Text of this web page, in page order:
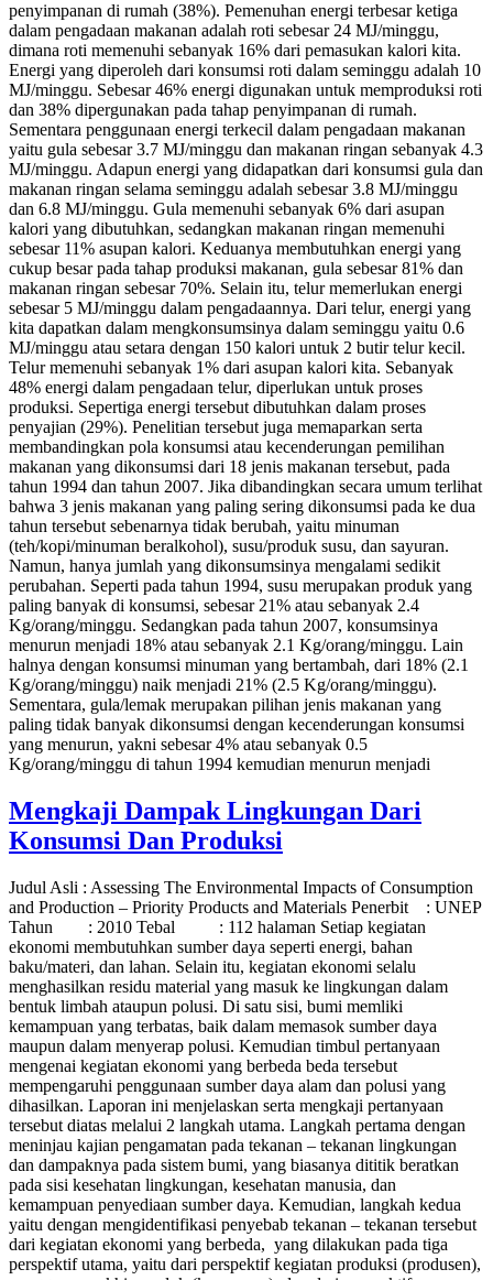
penyimpanan di rumah (38%). Pemenuhan energi terbesar ketiga
dalam pengadaan makanan adalah roti sebesar 24 MJ/minggu,
dimana roti memenuhi sebanyak 16% dari pemasukan kalori kita.
Energi yang diperoleh dari konsumsi roti dalam seminggu adalah 10
MJ/minggu. Sebesar 46% energi digunakan untuk memproduksi roti
dan 38% dipergunakan pada tahap penyimpanan di rumah.
Sementara penggunaan energi terkecil dalam pengadaan makanan
yaitu gula sebesar 3.7 MJ/minggu dan makanan ringan sebanyak 4.3
MJ/minggu. Adapun energi yang didapatkan dari konsumsi gula dan
makanan ringan selama seminggu adalah sebesar 3.8 MJ/minggu
dan 6.8 MJ/minggu. Gula memenuhi sebanyak 6% dari asupan
kalori yang dibutuhkan, sedangkan makanan ringan memenuhi
sebesar 11% asupan kalori. Keduanya membutuhkan energi yang
cukup besar pada tahap produksi makanan, gula sebesar 81% dan
makanan ringan sebesar 70%. Selain itu, telur memerlukan energi
sebesar 5 MJ/minggu dalam pengadaannya. Dari telur, energi yang
kita dapatkan dalam mengkonsumsinya dalam seminggu yaitu 0.6
MJ/minggu atau setara dengan 150 kalori untuk 2 butir telur kecil.
Telur memenuhi sebanyak 1% dari asupan kalori kita. Sebanyak
48% energi dalam pengadaan telur, diperlukan untuk proses
produksi. Sepertiga energi tersebut dibutuhkan dalam proses
penyajian (29%). Penelitian tersebut juga memaparkan serta
membandingkan pola konsumsi atau kecenderungan pemilihan
makanan yang dikonsumsi dari 18 jenis makanan tersebut, pada
tahun 1994 dan tahun 2007. Jika dibandingkan secara umum terlihat
bahwa 3 jenis makanan yang paling sering dikonsumsi pada ke dua
tahun tersebut sebenarnya tidak berubah, yaitu minuman
(teh/kopi/minuman beralkohol), susu/produk susu, dan sayuran.
Namun, hanya jumlah yang dikonsumsinya mengalami sedikit
perubahan. Seperti pada tahun 1994, susu merupakan produk yang
paling banyak di konsumsi, sebesar 21% atau sebanyak 2.4
Kg/orang/minggu. Sedangkan pada tahun 2007, konsumsinya
menurun menjadi 18% atau sebanyak 2.1 Kg/orang/minggu. Lain
halnya dengan konsumsi minuman yang bertambah, dari 18% (2.1
Kg/orang/minggu) naik menjadi 21% (2.5 Kg/orang/minggu).
Sementara, gula/lemak merupakan pilihan jenis makanan yang
paling tidak banyak dikonsumsi dengan kecenderungan konsumsi
yang menurun, yakni sebesar 4% atau sebanyak 0.5
Kg/orang/minggu di tahun 1994 kemudian menurun menjadi
Mengkaji Dampak Lingkungan Dari
Konsumsi Dan Produksi
Judul Asli : Assessing The Environmental Impacts of Consumption
and Production – Priority Products and Materials Penerbit : UNEP
Tahun : 2010 Tebal : 112 halaman Setiap kegiatan
ekonomi membutuhkan sumber daya seperti energi, bahan
baku/materi, dan lahan. Selain itu, kegiatan ekonomi selalu
menghasilkan residu material yang masuk ke lingkungan dalam
bentuk limbah ataupun polusi. Di satu sisi, bumi memliki
kemampuan yang terbatas, baik dalam memasok sumber daya
maupun dalam menyerap polusi. Kemudian timbul pertanyaan
mengenai kegiatan ekonomi yang berbeda beda tersebut
mempengaruhi penggunaan sumber daya alam dan polusi yang
dihasilkan. Laporan ini menjelaskan serta mengkaji pertanyaan
tersebut diatas melalui 2 langkah utama. Langkah pertama dengan
meninjau kajian pengamatan pada tekanan – tekanan lingkungan
dan dampaknya pada sistem bumi, yang biasanya dititik beratkan
pada sisi kesehatan lingkungan, kesehatan manusia, dan
kemampuan penyediaan sumber daya. Kemudian, langkah kedua
yaitu dengan mengidentifikasi penyebab tekanan – tekanan tersebut
dari kegiatan ekonomi yang berbeda, yang dilakukan pada tiga
perspektif utama, yaitu dari perspektif kegiatan produksi (produsen),